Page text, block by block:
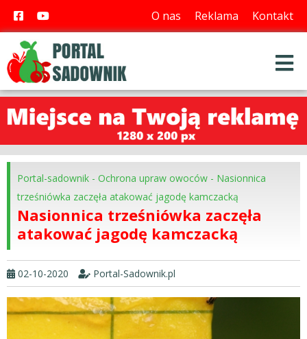
O nas Reklama Kontakt
Portal-sadownik - Ochrona upraw owoców - Nasionnica
trześniówka zaczęła atakować jagodę kamczacką
Nasionnica trześniówka zaczęła
atakować jagodę kamczacką
02-10-2020 Portal-Sadownik.pl